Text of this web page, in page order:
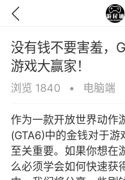
没有钱不要害羞，
游戏大赢家！
浏览 1840 • 电脑端
作为一款开放世界动
(GTA6)中的金钱对于
至关重要。如果你想在
么必须学会如何快速获